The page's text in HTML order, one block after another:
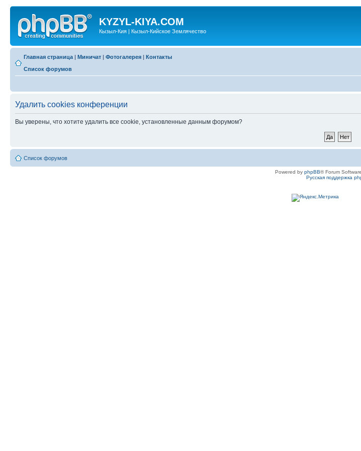
KYZYL-KIYA.COM
Кызыл-Кия | Кызыл-Кийское Землячество
Главная страница | Миничат | Фотогалерея | Контакты
Список форумов
Удалить cookies конференции
Вы уверены, что хотите удалить все cookie, установленные данным форумом?
Список форумов
Powered by phpBB® Forum
Русская поддержка